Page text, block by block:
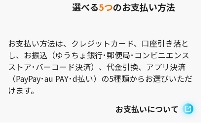
選べる5つのお支払い方法
お支払い方法は、クレジットカード、口座引き落と
し、お振込（ゆうちょ銀行･郵便局･コンビニエンス
ストア･バーコード決済）、代金引換、アプリ決済
（PayPay･au PAY･d払い）の5種類からお選びいただ
けます。
お支払いについて